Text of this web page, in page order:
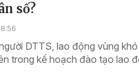
số?
DTTS, lao động vùng khó
trong kế hoạch đào tạo lao